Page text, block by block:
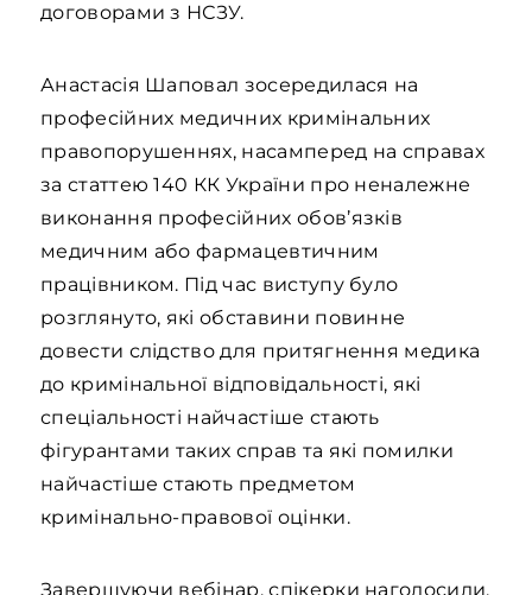
договорами з НСЗУ.
Анастасія Шаповал зосередилася на
професійних медичних кримінальних
правопорушеннях, насамперед на справах
за статтею 140 КК України про неналежне
виконання професійних обов’язків
медичним або фармацевтичним
працівником. Під час виступу було
розглянуто, які обставини повинне
довести слідство для притягнення медика
до кримінальної відповідальності, які
спеціальності найчастіше стають
фігурантами таких справ та які помилки
найчастіше стають предметом
кримінально-правової оцінки.
Завершуючи вебінар, спікерки наголосили,